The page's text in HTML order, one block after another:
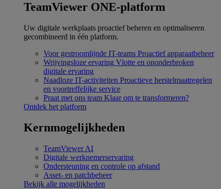
TeamViewer ONE-platform
Uw digitale werkplaats proactief beheren en optimaliseren
gecombineerd in één platform.
Voor gestroomlijnde IT-teams Proactief apparaatbeheer
Wrijvingsloze ervaring Vlotte en ononderbroken
digitale ervaring
Naadloze IT-activiteiten Proactieve herstelmaatregelen
en voortreffelijke service
Praat met ons team Klaar om te transformeren?
Ontdek het platform
Kernmogelijkheden
TeamViewer AI
Digitale werknemerservaring
Ondersteuning en controle op afstand
Asset- en patchbeheer
Bekijk alle mogelijkheden